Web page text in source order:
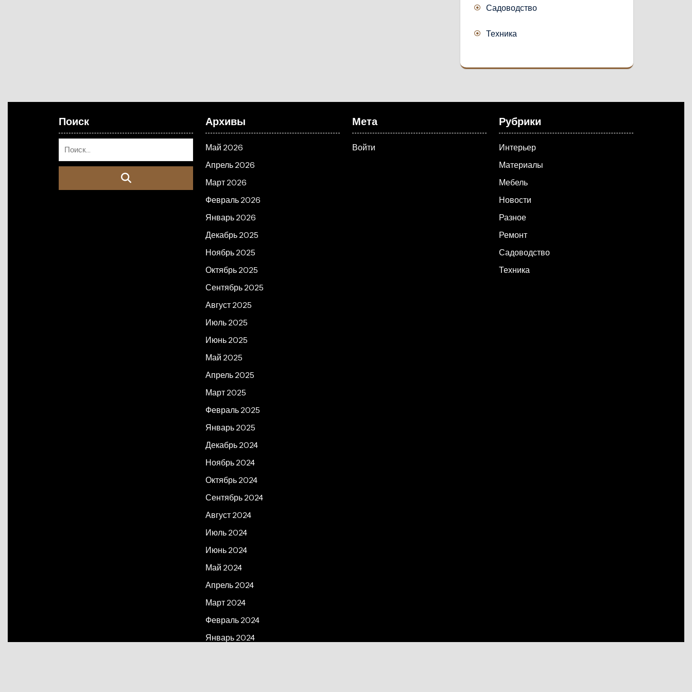
Садоводство
Техника
Поиск Архивы
Май 2026
Апрель 2026
Март 2026
Февраль 2026
Январь 2026
Декабрь 2025
Ноябрь 2025
Октябрь 2025
Сентябрь 2025
Август 2025
Июль 2025
Июнь 2025
Май 2025
Апрель 2025
Март 2025
Февраль 2025
Январь 2025
Декабрь 2024
Ноябрь 2024
Октябрь 2024
Сентябрь 2024
Август 2024
Июль 2024
Июнь 2024
Май 2024
Апрель 2024
Март 2024
Февраль 2024
Январь 2024
Мета
Войти
Рубрики
Интерьер
Материалы
Мебель
Новости
Разное
Ремонт
Садоводство
Техника